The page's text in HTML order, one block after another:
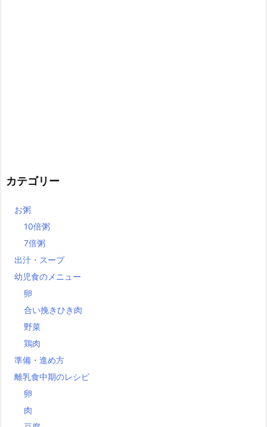
カテゴリー
お粥
10倍粥
7倍粥
出汁・スープ
幼児食のメニュー
卵
合い挽きひき肉
野菜
鶏肉
準備・進め方
離乳食中期のレシピ
卵
肉